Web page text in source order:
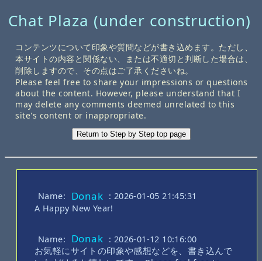
Chat Plaza (under construction)
コンテンツについて印象や質問などが書き込めます。ただし、
本サイトの内容と関係ない、または不適切と判断した場合は、
削除しますので、その点はご了承くださいね。
Please feel free to share your impressions or questions
about the content. However, please understand that I
may delete any comments deemed unrelated to this
site's content or inappropriate.
Return to Step by Step top page
Name: Donak : 2026-01-05 21:45:31
A Happy New Year!
Name: Donak : 2026-01-12 10:16:00
お気軽にサイトの印象や感想などを、書き込んで